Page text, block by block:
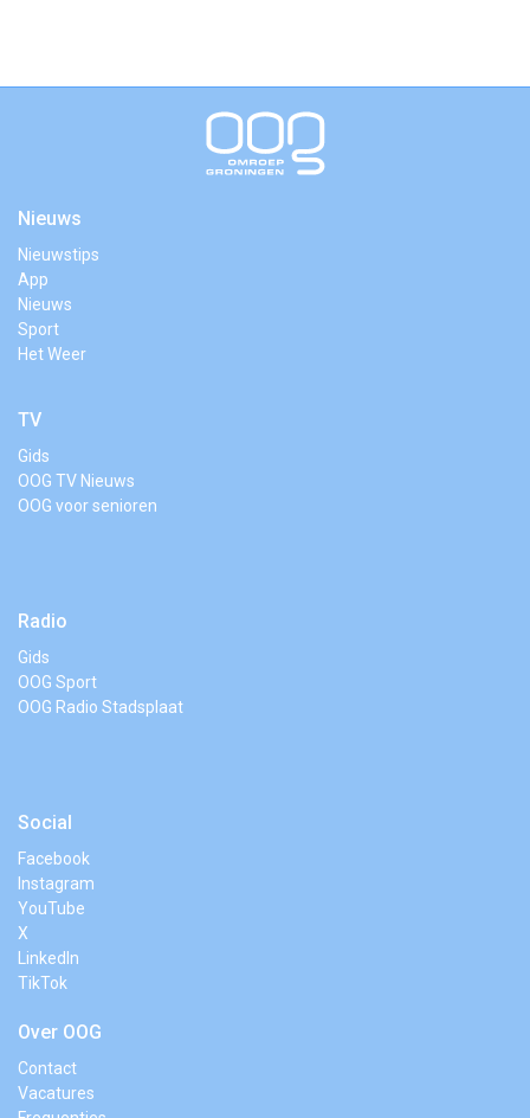
Nieuws
Nieuwstips
App
Nieuws
Sport
Het Weer
TV
Gids
OOG TV Nieuws
OOG voor senioren
Radio
Gids
OOG Sport
OOG Radio Stadsplaat
Social
Facebook
Instagram
YouTube
X
LinkedIn
TikTok
Over OOG
Contact
Vacatures